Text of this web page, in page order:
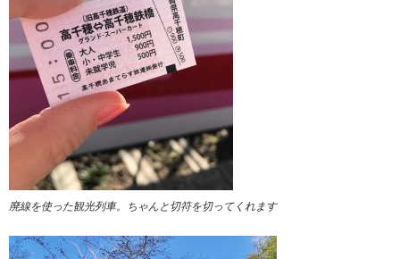
廃線を使った観光列車。ちゃんと切符を切ってくれます